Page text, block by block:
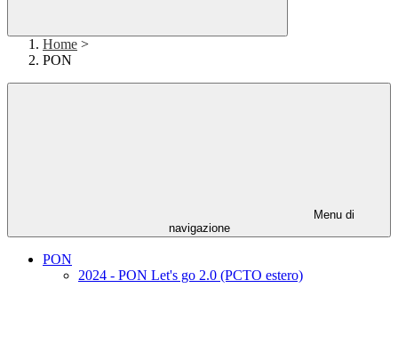
Home >
PON
Menu di
navigazione
PON
2024 - PON Let's go 2.0 (PCTO estero)